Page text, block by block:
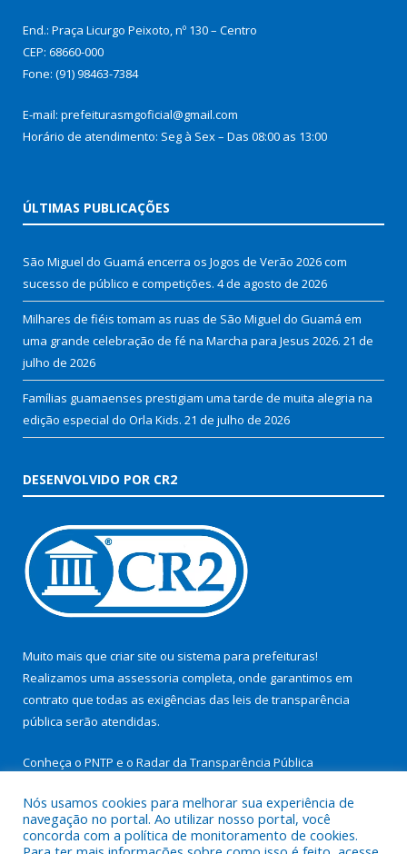
End.: Praça Licurgo Peixoto, nº 130 – Centro
CEP: 68660-000
Fone: (91) 98463-7384
E-mail: prefeiturasmgoficial@gmail.com
Horário de atendimento: Seg à Sex – Das 08:00 as 13:00
ÚLTIMAS PUBLICAÇÕES
São Miguel do Guamá encerra os Jogos de Verão 2026 com
sucesso de público e competições. 4 de agosto de 2026
Milhares de fiéis tomam as ruas de São Miguel do Guamá em
uma grande celebração de fé na Marcha para Jesus 2026. 21 de
julho de 2026
Famílias guamaenses prestigiam uma tarde de muita alegria na
edição especial do Orla Kids. 21 de julho de 2026
DESENVOLVIDO POR CR2
Muito mais que criar site ou sistema para prefeituras!
Realizamos uma assessoria completa, onde garantimos em
contrato que todas as exigências das leis de transparência
pública serão atendidas.
Conheça o PNTP e o Radar da Transparência Pública
Nós usamos cookies para melhorar sua experiência de
navegação no portal. Ao utilizar nosso portal, você
concorda com a política de monitoramento de cookies.